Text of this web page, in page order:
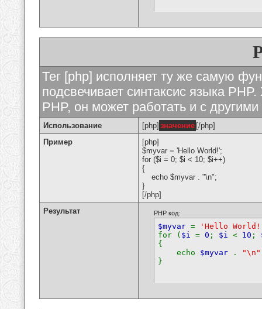
Тег [php] исполняет ту же самую
подсвечивает синтаксис языка
PHP, он может работать и с
Использование [php] значение [/php]
Пример
[php]
$myvar = 'Hello World!';
for ($i = 0; $i < 10; $i++)
{
echo $myvar . "\n";
}
[/php]
Результат
PHP код:
$myvar =
'Hello
for ( $i = 0 ; $i < 10 ;
{
echo $myvar . "\n"
}